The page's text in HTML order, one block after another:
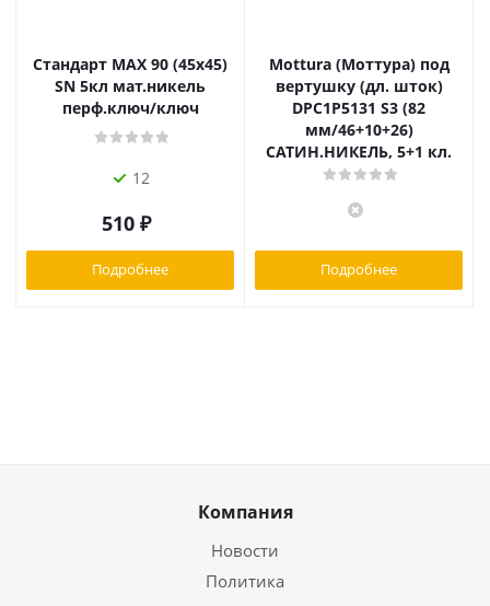
Стандарт MAX 90 (45х45)
SN 5кл мат.никель
перф.ключ/ключ
12
510 ₽
Подробнее
Mottura (Моттура) под
вертушку (дл. шток)
DPC1P5131 S3 (82
мм/46+10+26)
САТИН.НИКЕЛЬ, 5+1 кл.
Подробнее
Компания
Новости
Политика